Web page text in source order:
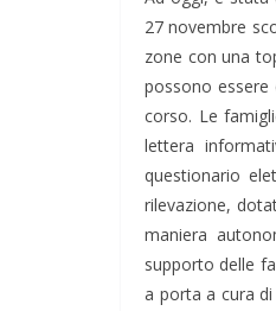
27 novembre
zone con una
possono essere
corso. Le
lettera
questionario
rilevazione,
maniera
supporto delle
a porta a cura